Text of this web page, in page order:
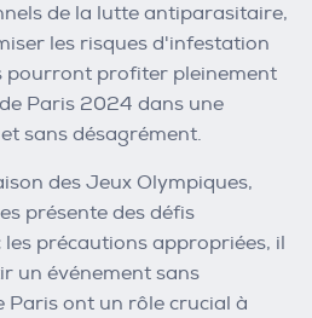
de la lutte antiparasitaire,
les risques d'infestation
pourront profiter pleinement
Paris 2024 dans une
sans désagrément.
des Jeux Olympiques,
présente des défis
précautions appropriées, il
un événement sans
Paris ont un rôle crucial à